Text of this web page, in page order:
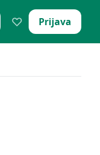
Prijava